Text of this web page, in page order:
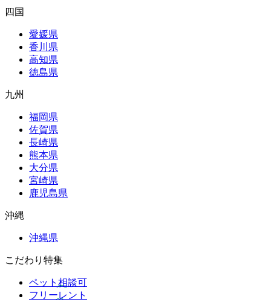
四国
愛媛県
香川県
高知県
徳島県
九州
福岡県
佐賀県
長崎県
熊本県
大分県
宮崎県
鹿児島県
沖縄
沖縄県
こだわり特集
ペット相談可
フリーレント